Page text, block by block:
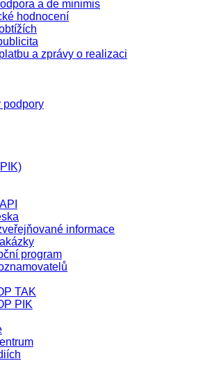
a de minimis
hodnocení
a zprávy o realizaci
podpory
informace
program
TAK
PIK